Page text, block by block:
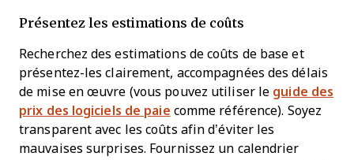
Présentez les estimations de coûts
Recherchez des estimations de coûts de base et
présentez-les clairement, accompagnées des délais
de mise en œuvre (vous pouvez utiliser le guide des
prix des logiciels de paie comme référence). Soyez
transparent avec les coûts afin d’éviter les
mauvaises surprises. Fournissez un calendrier